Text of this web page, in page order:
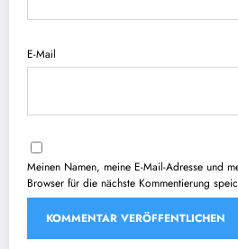
E-Mail
Meinen Namen, meine E-Mail-Adresse und
Browser für die nächste Kommentierung